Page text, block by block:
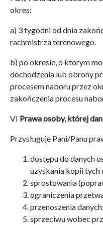
okres:
a) 3 tygodni od dnia
rachmistrza terenowego.
b) po okresie, o którym
dochodzenia lub obrony
procesem naboru przez
zakończenia procesu
VI Prawa osoby, której
Przysługuje Pani/Panu
dostępu do danych
uzyskania kopii tych
sprostowania
ograniczenia
przenoszenia danych;
sprzeciwu wobec